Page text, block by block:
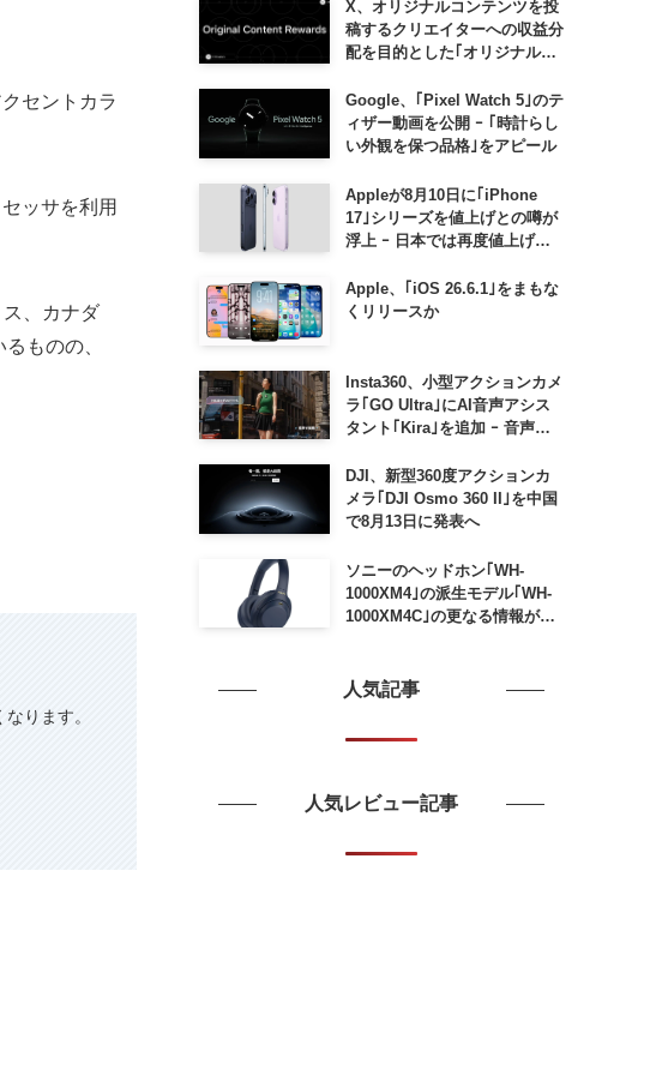
セントカラ
ッサを利用
、カナダ
ものの、
ります。
X、オリジナルコンテンツを投
稿するクリエイターへの収益分
配を目的とした｢オリジナルコ
入へ ｰ 従来の｢収益分配｣は廃
止
Google、｢Pixel Watch 5｣のテ
ィザー動画を公開 ｰ ｢時計らし
い外観を保つ品格｣をアピール
Appleが8月10日に｢iPhone
17｣シリーズを値上げとの噂が
浮上 ｰ 日本では再度値上げの
Apple、｢iOS 26.6.1｣をまもな
くリリースか
Insta360、小型アクションカメ
ラ｢GO Ultra｣にAI音声アシス
タント｢Kira｣を追加 ｰ 音声で
などが利用可能に
DJI、新型360度アクションカ
メラ｢DJI Osmo 360 II｣を中国
で8月13日に発表へ
ソニーのヘッドホン｢WH-
1000XM4｣の派生モデル｢WH-
1000XM4C｣の更なる情報が明
人気記事
人気レビュー記事